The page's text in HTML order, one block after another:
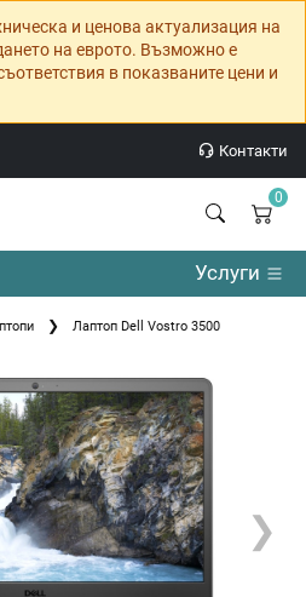
и ценова актуализация на
на еврото. Възможно е
в показваните цени и
Контакти
0
Услуги
Лаптоп Dell Vostro 3500
❯